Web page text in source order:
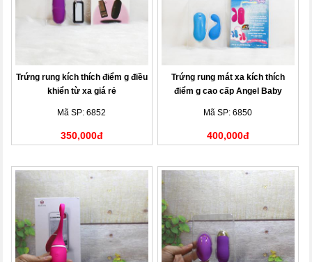
Trứng rung kích thích điểm g điều
khiển từ xa giá rẻ
Mã SP: 6852
350,000đ
Trứng rung mát xa kích thích
điểm g cao cấp Angel Baby
Mã SP: 6850
400,000đ